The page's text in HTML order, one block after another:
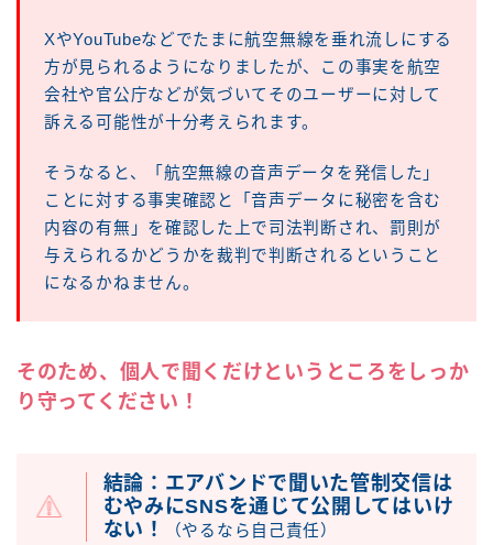
XやYouTubeなどでたまに航空無線を垂れ流しにする
方が見られるようになりましたが、この事実を航空
会社や官公庁などが気づいてそのユーザーに対して
訴える可能性が十分考えられます。
そうなると、「航空無線の音声データを発信した」
ことに対する事実確認と「音声データに秘密を含む
内容の有無」を確認した上で司法判断され、罰則が
与えられるかどうかを裁判で判断されるということ
になるかねません。
そのため、個人で聞くだけというところをしっか
り守ってください！
結論：エアバンドで聞いた管制交信は
むやみにSNSを通じて公開してはいけ
ない！
（やるなら自己責任）